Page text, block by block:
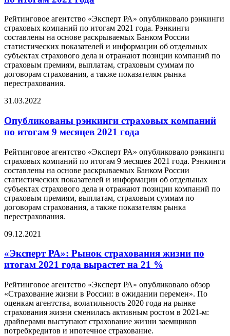
Рейтинговое агентство «Эксперт РА» опубликовало рэнкинги
страховых компаний по итогам 2021 года. Рэнкинги
составлены на основе раскрываемых Банком России
статистических показателей и информации об отдельных
субъектах страхового дела и отражают позиции компаний по
страховым премиям, выплатам, страховым суммам по
договорам страхования, а также показателям рынка
перестрахования.
31.03.2022
Опубликованы рэнкинги страховых компаний
по итогам 9 месяцев 2021 года
Рейтинговое агентство «Эксперт РА» опубликовало рэнкинги
страховых компаний по итогам 9 месяцев 2021 года. Рэнкинги
составлены на основе раскрываемых Банком России
статистических показателей и информации об отдельных
субъектах страхового дела и отражают позиции компаний по
страховым премиям, выплатам, страховым суммам по
договорам страхования, а также показателям рынка
перестрахования.
09.12.2021
«Эксперт РА»: Рынок страхования жизни по
итогам 2021 года вырастет на 21 %
Рейтинговое агентство «Эксперт РА» опубликовало обзор
«Страхование жизни в России: в ожидании перемен». По
оценкам агентства, волатильность 2020 года на рынке
страхования жизни сменилась активным ростом в 2021-м:
драйверами выступают страхование жизни заемщиков
потребкредитов и ипотечное страхование.